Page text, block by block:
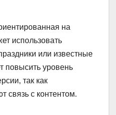
на
использовать
или известные
повысить уровень
так как
связь с контентом.